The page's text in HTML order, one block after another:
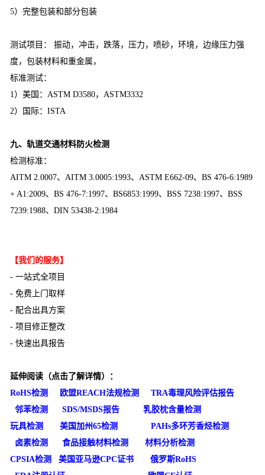
5）完整包装和部分包装
测试项目： 振动，冲击，跌落，压力，喷砂，环境，边缘压力强
度，包装材料和重金属，
标准测试：
1）美国：ASTM D3580，ASTM3332
2）国际：ISTA
九、轨道交通材料防火检测
检测标准：
AITM 2.0007、AITM 3.0005:1993、ASTM E662-09、BS 476-6:1989
+ A1:2009、BS 476-7:1997、BS6853:1999、BSS 7238:1997、BSS
7239:1988、DIN 53438-2:1984
【我们的服务】
- 一站式全项目
- 免费上门取样
- 配合出具方案
- 项目修正整改
- 快速出具报告
延伸阅读（点击了解详情）：
RoHS检测
欧盟REACH法规检测
TRA毒理风险评估报告
邻苯检测
SDS/MSDS报告
乳胶枕含量检测
玩具检测
美国加州65检测
PAHs多环芳香烃检测
卤素检测
食品接触材料检测
材料分析检测
CPSIA检测
美国亚马逊CPC证书
俄罗斯RoHS